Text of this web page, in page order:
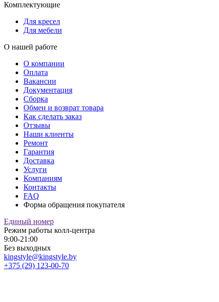
Комплектующие
Для кресел
Для мебели
О нашей работе
О компании
Оплата
Вакансии
Документация
Сборка
Обмен и возврат товара
Как сделать заказ
Отзывы
Наши клиенты
Ремонт
Гарантия
Доставка
Услуги
Компаниям
Контакты
FAQ
Форма обращения покупателя
Единый номер
Режим работы колл-центра
9:00-21:00
Без выходных
kingstyle@kingstyle.by
+375 (29) 123-00-70